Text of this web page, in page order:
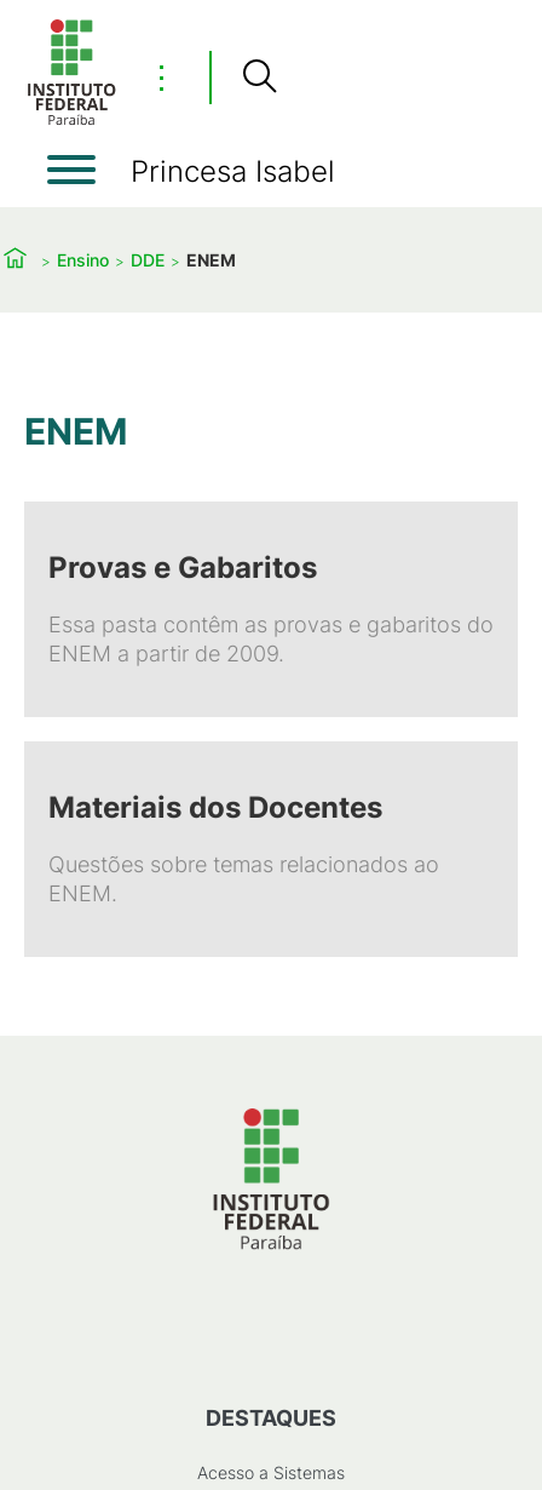
⋮
Princesa Isabel
Ensino DDE ENEM
ENEM
Provas e Gabaritos
Essa pasta contêm as provas e gabaritos do
ENEM a partir de 2009.
Materiais dos Docentes
Questões sobre temas relacionados ao
ENEM.
DESTAQUES
Acesso a Sistemas